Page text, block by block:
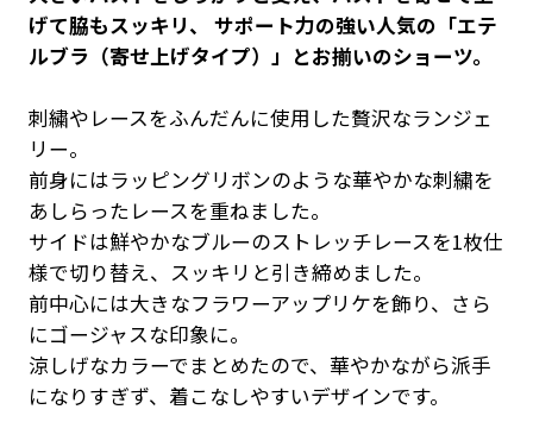
げて脇もスッキリ、 サポート力の強い人気の「エテ
ルブラ（寄せ上げタイプ）」とお揃いのショーツ。
刺繍やレースをふんだんに使用した贅沢なランジェ
リー。
前身にはラッピングリボンのような華やかな刺繍を
あしらったレースを重ねました。
サイドは鮮やかなブルーのストレッチレースを1枚仕
様で切り替え、スッキリと引き締めました。
前中心には大きなフラワーアップリケを飾り、さら
にゴージャスな印象に。
涼しげなカラーでまとめたので、華やかながら派手
になりすぎず、着こなしやすいデザインです。